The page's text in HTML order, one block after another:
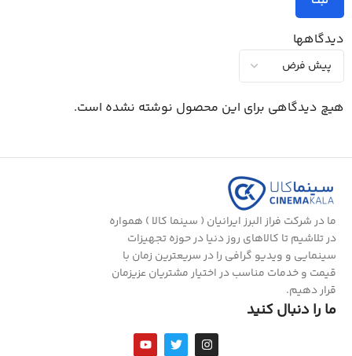
دیدگاهها
هیچ دیدگاهی برای این محصول نوشته نشده است.
ما در شرکت فراز البرز ایرانیان ( سینما کالا ) همواره
در تلاشیم تا کالاهای روز دنیا در حوزه تجهیزات
سینمایی و ویدیو گرافی را در سریعترین زمان با
قیمت و خدمات مناسب در اختیار مشتریان عزیزمان
قرار دهیم.
ما را دنبال کنید